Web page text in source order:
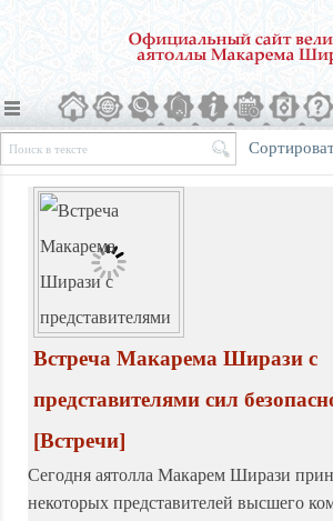
Встреча Макарема Ширази с
представителями сил
[Встречи]
Сегодня аятолла Макарем Ширази
некоторых представителей высшего